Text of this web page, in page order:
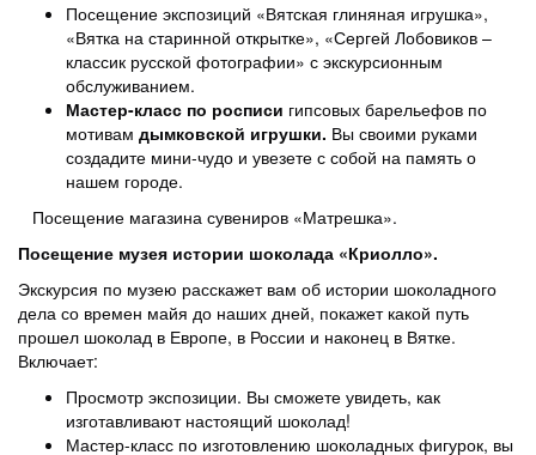
Посещение экспозиций «Вятская глиняная игрушка»,
«Вятка на старинной открытке», «Сергей Лобовиков –
классик русской фотографии» с экскурсионным
обслуживанием.
Мастер-класс по росписи гипсовых барельефов по
мотивам дымковской игрушки. Вы своими руками
создадите мини-чудо и увезете с собой на память о
нашем городе.
Посещение магазина сувениров «Матрешка».
Посещение музея истории шоколада «Криолло».
Экскурсия по музею расскажет вам об истории шоколадного
дела со времен майя до наших дней, покажет какой путь
прошел шоколад в Европе, в России и наконец в Вятке.
Включает:
Просмотр экспозиции. Вы сможете увидеть, как
изготавливают настоящий шоколад!
Мастер-класс по изготовлению шоколадных фигурок, вы